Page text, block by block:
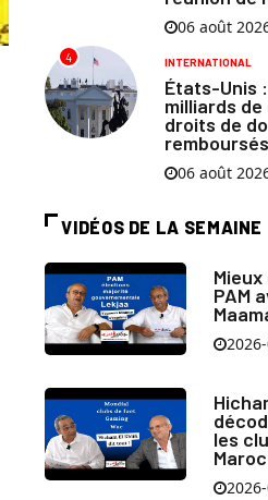
06 août
4 INTERNATIONAL
États-Unis
milliards
droits de
remboursés
06 août
VIDÉOS DE LA SEMAINE
PAM
les
Maroc